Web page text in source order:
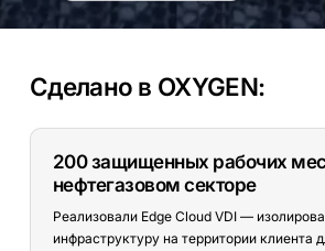
Сделано в OXYGEN:
200 защищенных рабочих
нефтегазовом секторе
Реализовали Edge Cloud VDI —
инфраструктуру на территории клиента